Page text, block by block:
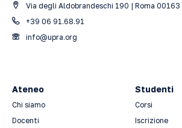
Via degli Aldobrandeschi 190 | Roma 00163
+39 06 91.68.91
info@upra.org
Ateneo
Chi siamo
Docenti
Studenti
Corsi
Iscrizione